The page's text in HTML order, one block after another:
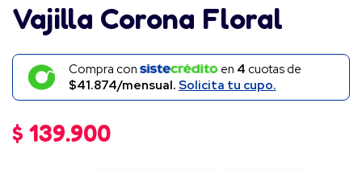
Vajilla Corona Floral
Compra con en 4 cuotas de
$41.874/mensual. Solicita tu cupo.
$ 139.900